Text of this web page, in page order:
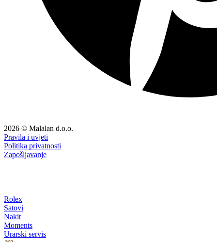
2026 © Malalan d.o.o.
Pravila i uvjeti
Politika privatnosti
Zapošljavanje
Rolex
Satovi
Nakit
Moments
Urarski servis